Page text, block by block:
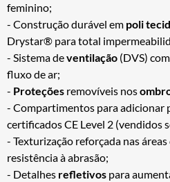
feminino;
- Construção durável em poli
Drystar® para total
- Sistema deventilação (DVS)
fluxo de ar;
- Proteções removíveis nos
- Compartimentos para adicionar
certificados CE Level 2 (vendidos
- Texturização reforçada nas
resistência à abrasão;
- Detalhes refletivos para